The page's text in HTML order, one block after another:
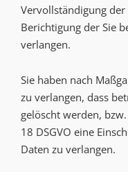
Vervollständigung
Berichtigung der Sie
verlangen.
Sie haben nach
zu verlangen, dass
gelöscht werden,
18 DSGVO eine
Daten zu verlangen.